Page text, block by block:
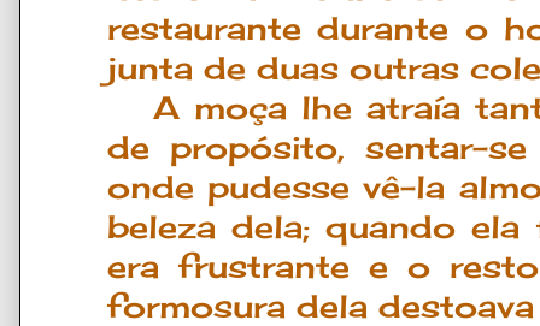
restaurante durante o
junta de duas outras
A moça lhe atraía
de propósito, sentar-
onde pudesse vê-la
beleza dela; quando
era frustrante e o
formosura dela destoava